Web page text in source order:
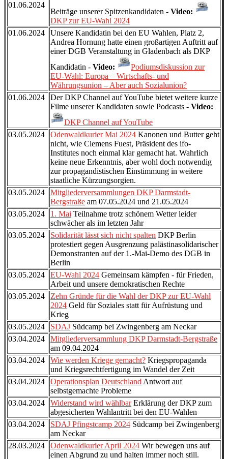
01.06.2024
Beiträge unserer Spitzenkandidaten - Video:
DKP zur EU-Wahl 2024
01.06.2024
Unsere Kandidatin bei den EU Wahlen, Platz 2,
Andrea Hornung hatte einen großartigen Auftritt auf
einer DGB Veranstaltung in Gladenbach als DKP
Kandidatin - Video:
Podiumsdiskussion zur
EU-Wahl: Europa – Wirtschafts- und
Währungsunion – Aber auch Sozialunion?
01.06.2024
Der DKP Channel auf YouTube bietet weitere kurze
Filme unserer Kandidaten sowie Podcasts - Video:
DKP Channel auf YouTube
03.05.2024
Odenwaldkurier Mai 2024 Kanonen und Butter geht
nicht, wie Clemens Fuest, Präsident des ifo-
Institutes noch einmal klar gemacht hat. Wahrlich
keine neue Erkenntnis, aber wohl doch notwendig
zur propagandistischen Einstimmung in weitere
staatliche Kürzungsorgien.
03.05.2024
Mitgliederversammlungen DKP Darmstadt-
Bergstraße am 07.05.2024 und 21.05.2024
03.05.2024
1. Mai Teilnahme trotz schönem Wetter leider
schwächer als im letzten Jahr
03.05.2024
Solidarität lässt sich nicht spalten DKP Berlin
protestiert gegen Ausgrenzung palästinasolidarischer
Demonstranten auf der 1.-Mai-Demo des DGB in
Berlin
03.05.2024
EU-Wahl 2024 Gemeinsam kämpfen - für Frieden,
Arbeit und unsere demokratischen Rechte
03.05.2024
Zehn Gründe für die Wahl der DKP zur EU-Wahl
2024 Geld für Soziales statt für Aufrüstung und
Krieg
03.05.2024
SDAJ Südcamp bei Zwingenberg am Neckar
03.04.2024
Mitgliederversammlung DKP Darmstadt-Bergstraße
am 09.04.2024
03.04.2024
Wie werden Kriege gemacht? Kriegspropaganda
und Kriegsrechtfertigung im Wandel der Zeit
03.04.2024
Operationsplan Deutschland Antwort auf
selbstgemachte Probleme
03.04.2024
Widerstand wird wählbarErklärung der DKP zum
abgesicherten Wahlantritt bei den EU-Wahlen
03.04.2024
SDAJ Pfingstcamp 2024 Südcamp bei Zwingenberg
am Neckar
28.03.2024
Odenwaldkurier April 2024 Wir bewegen uns auf
einen Abgrund zu und halten immer noch still.